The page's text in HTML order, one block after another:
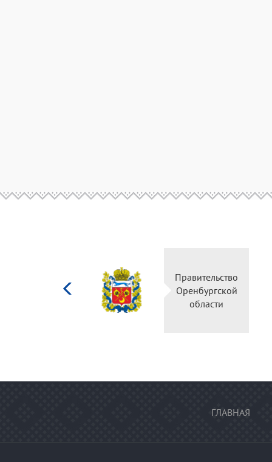
Министерство
культуры
Российской
федерации
ГЛАВНАЯ